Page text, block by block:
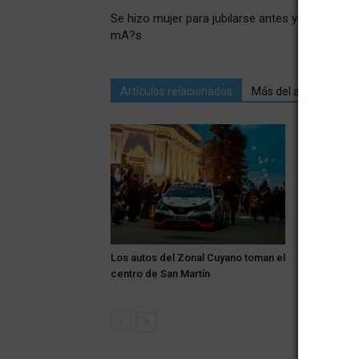
Se hizo mujer para jubilarse antes y no trabajar
mA?s
Artículos relacionados Más del autor
Los autos del Zonal Cuyano toman el
centro de San Martín